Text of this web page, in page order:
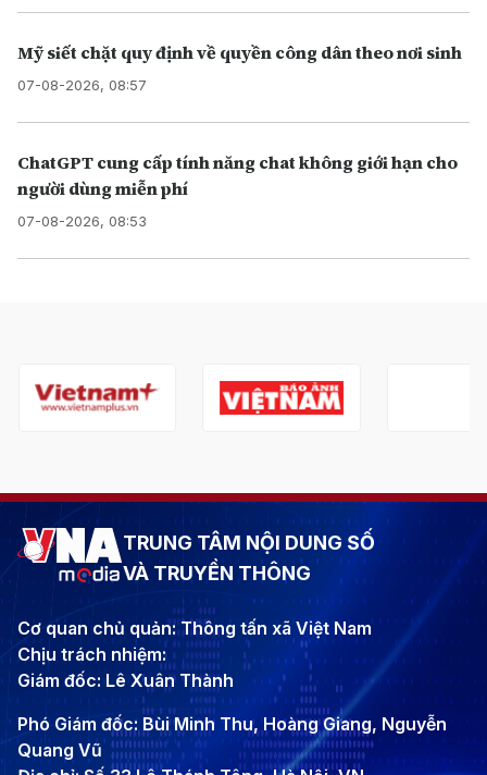
Mỹ siết chặt quy định về quyền công dân theo nơi sinh
07-08-2026, 08:57
ChatGPT cung cấp tính năng chat không giới hạn cho
người dùng miễn phí
07-08-2026, 08:53
TRUNG TÂM NỘI DUNG SỐ
VÀ TRUYỀN THÔNG
Cơ quan chủ quản: Thông tấn xã Việt Nam
Chịu trách nhiệm:
Giám đốc: Lê Xuân Thành
Phó Giám đốc: Bùi Minh Thu, Hoàng Giang, Nguyễn
Quang Vũ